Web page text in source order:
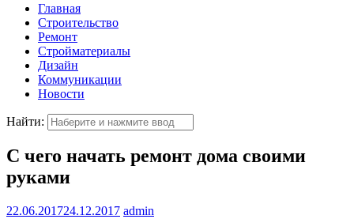
Главная
Строительство
Ремонт
Стройматериалы
Дизайн
Коммуникации
Новости
Найти:
С чего начать ремонт дома своими
руками
22.06.201724.12.2017 admin